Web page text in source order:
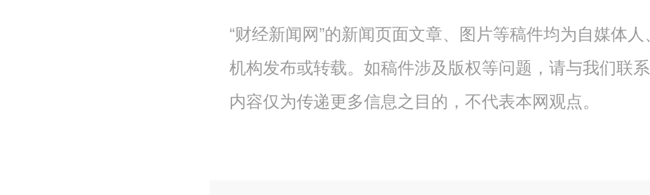
“财经新闻网”的新闻页面文章、图片等稿件均为自媒体
机构发布或转载。如稿件涉及版权等问题，请与我们联
内容仅为传递更多信息之目的，不代表本网观点。